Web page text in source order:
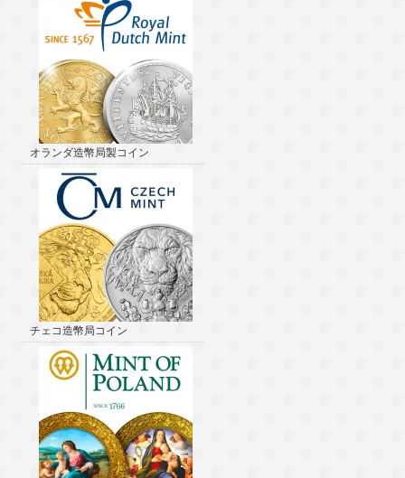
オランダ造幣局製コイン
チェコ造幣局コイン